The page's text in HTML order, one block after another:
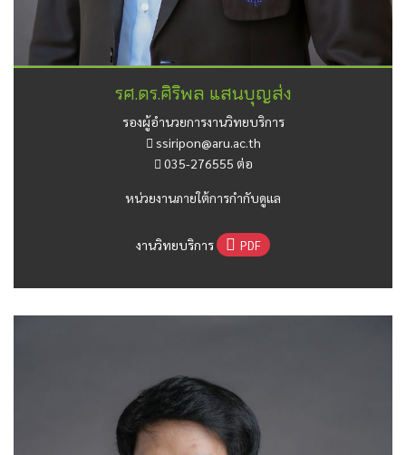
รศ.ดร.ศิริพล แสนบุญส่ง
รองผู้อำนวยการงานวิทยบริการ
ssiripon@aru.ac.th
035-276555 ต่อ
หน่วยงานภายใต้การกำกับดูแล
งานวิทยบริการ PDF